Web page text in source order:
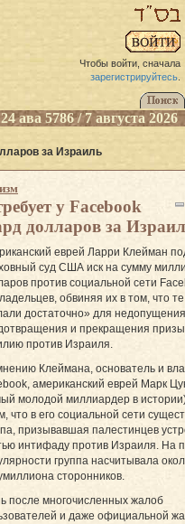
Чтобы войти, сначала
зарегистрируйтесь.
24 ава 5786 / 7 августа 2026
за Израиль
у Facebook
долларов за
еврей Ларри Клейман
суд США иск на сумму
против социальной сети
обвиняя их в том, что
достаточно» для
и прекращения
против Израиля.
Клеймана, основатель и
американский еврей Марк
молодой миллиардер в
что в его социальной сети
призывавшая палестинцев
интифаду против Израиля. На
группа насчитывала
сторонников.
после многочисленных жалоб
и даже официальной